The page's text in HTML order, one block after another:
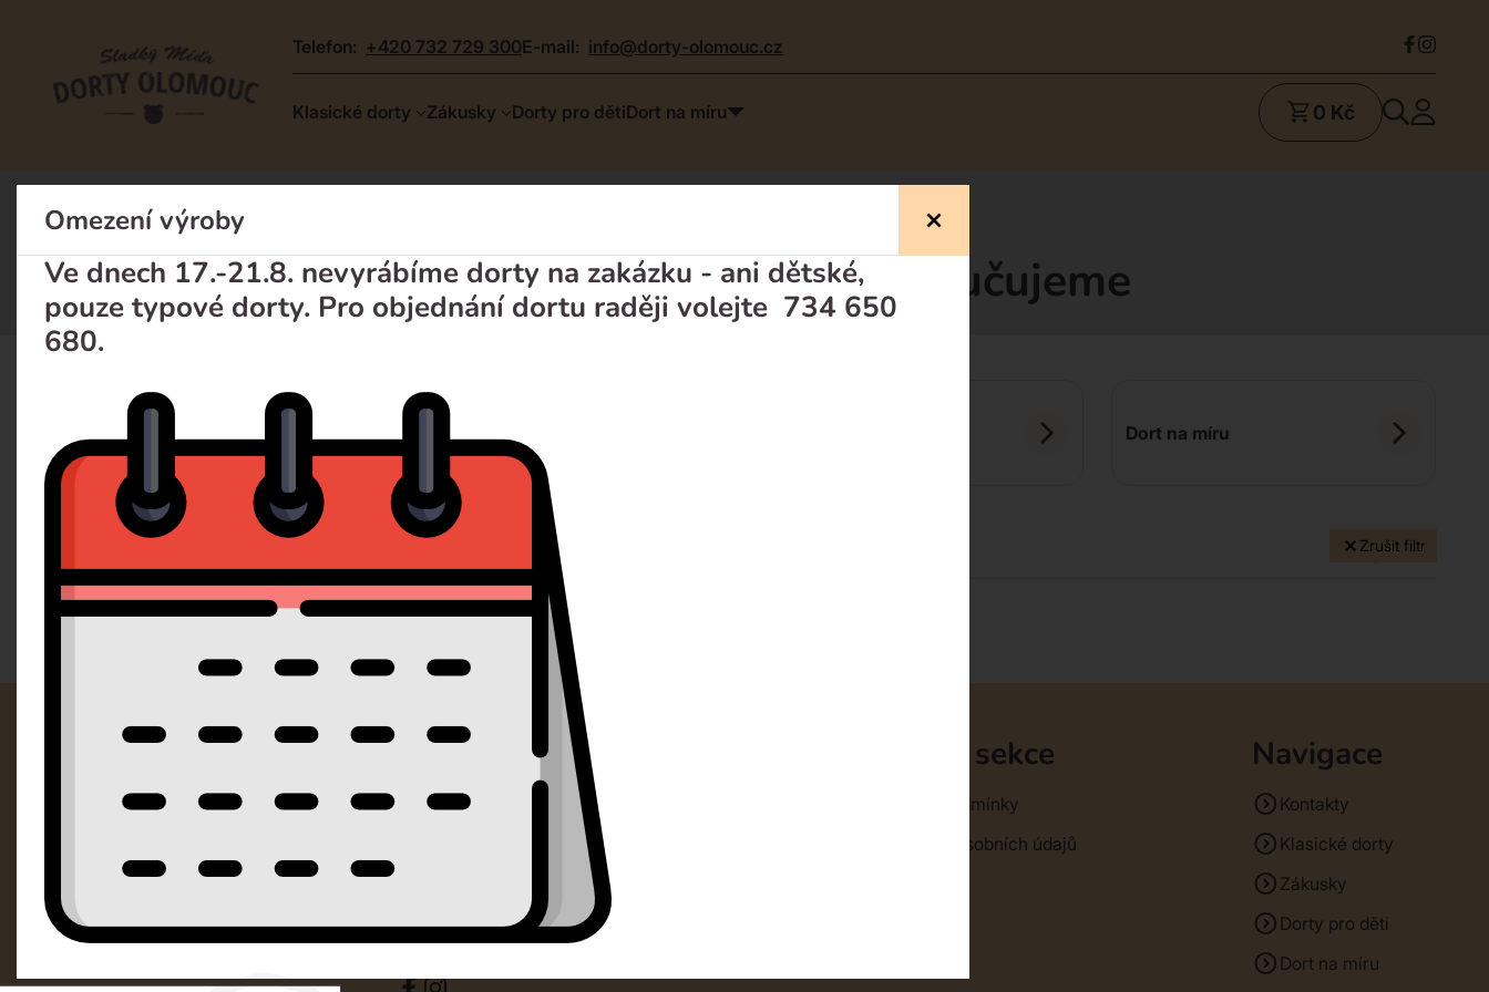
Dorty
dorty
a
poctivá
cukrárna
telefon: +420 732 729 300 e-mail: info@dorty-olomouc.cz
Klasické dorty Zákusky Dorty pro dětiDort na míru 0 Kč
Zákusky Rolády
Rolády : s cenou od 520 Kč, novinka, doporučujeme
Klasické dorty Zákusky Dort na míru
Zrušit filtr
0 produktů
Kontakty
SM Dorty Olomouc s.r.o.
Mošnerova 1318/14A 77900 Olomouc
+420 732 729 300
info@dorty-olomouc.cz
Klientská sekce
Obchodní podmínky
Zpracování osobních údajů
Navigace
Kontakty
Klasické dorty
Zákusky
Dorty pro děti
Dort na míru
Omezení výroby
Ve dnech 17.-21.8. nevyrábíme dorty na zakázku - ani dětské,
pouze typové dorty. Pro objednání dortu raději volejte 734 650
680.